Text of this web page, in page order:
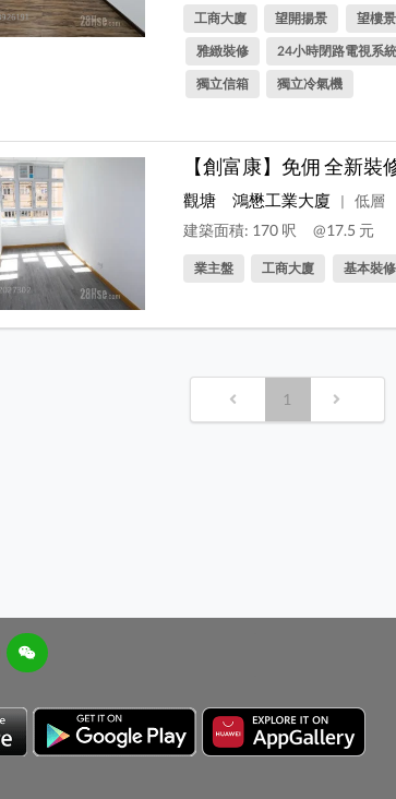
工商大廈 望開揚景 望樓景
雅緻裝修
24小時閉路電視系統
獨立信箱
獨立冷氣機
【創富康】免佣 全新裝
觀塘 鴻懋工業大廈 |
低層
建築面積: 170 呎
@17.5 元
業主盤 工商大廈 基本裝修
1